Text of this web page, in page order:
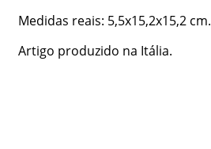
Medidas reais: 5,5x15,2x15,2 cm.
Artigo produzido na Itália.